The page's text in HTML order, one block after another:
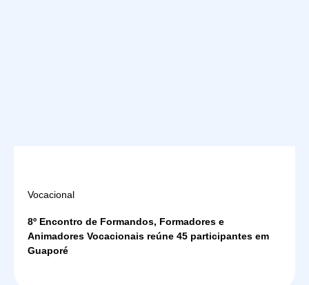
Vocacional
8º Encontro de Formandos, Formadores e
Animadores Vocacionais reúne 45 participantes em
Guaporé